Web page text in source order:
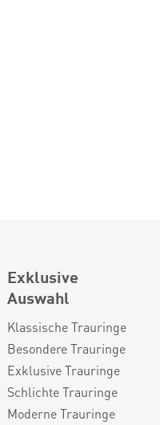
Exklusive
Auswahl
Klassische Trauringe
Besondere Trauringe
Exklusive Trauringe
Schlichte Trauringe
Moderne Trauringe